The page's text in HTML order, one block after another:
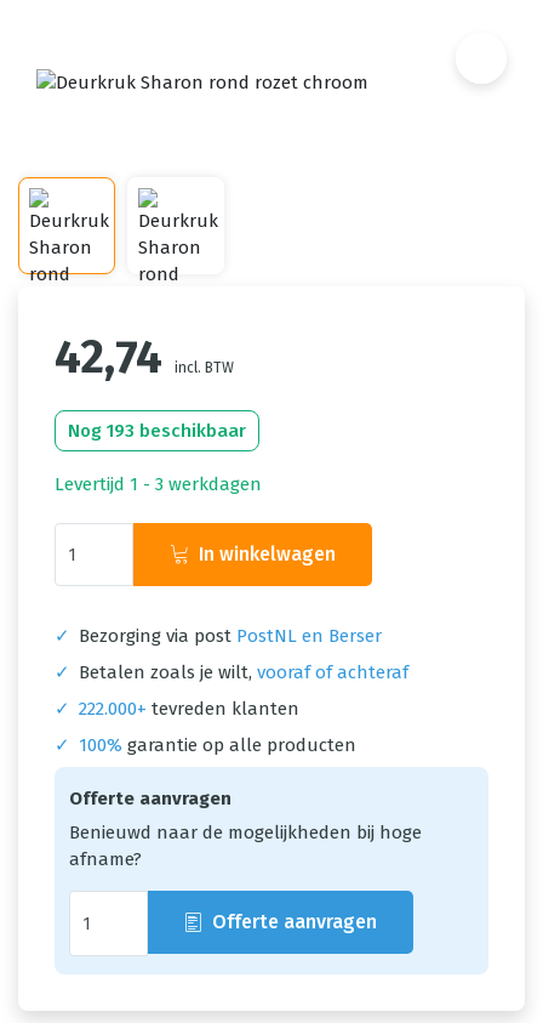
42,74 incl. BTW
Nog 193 beschikbaar
Levertijd 1 - 3 werkdagen
In winkelwagen
✓ Bezorging via post PostNL en Berser
✓
Betalen zoals je wilt, vooraf of achteraf
✓ 222.000+ tevreden klanten
✓
100% garantie op alle producten
Offerte aanvragen
Benieuwd naar de mogelijkheden bij hoge
afname?
Offerte aanvragen